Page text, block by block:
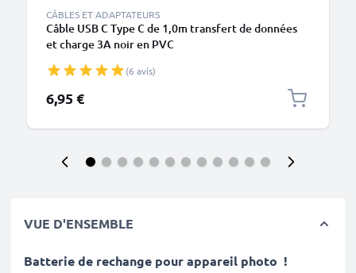
CÂBLES ET ADAPTATEURS
Câble USB C Type C de 1,0m transfert de données
et charge 3A noir en PVC
(6 avis)
6,95 €
VUE D'ENSEMBLE
Batterie de rechange pour appareil photo !